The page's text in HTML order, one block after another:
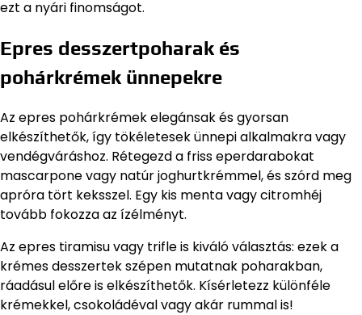
ezt a nyári finomságot.
Epres desszertpoharak és
pohárkrémek ünnepekre
Az epres pohárkrémek elegánsak és gyorsan
elkészíthetők, így tökéletesek ünnepi alkalmakra vagy
vendégváráshoz. Rétegezd a friss eperdarabokat
mascarpone vagy natúr joghurtkrémmel, és szórd meg
apróra tört keksszel. Egy kis menta vagy citromhéj
tovább fokozza az ízélményt.
Az epres tiramisu vagy trifle is kiváló választás: ezek a
krémes desszertek szépen mutatnak poharakban,
ráadásul előre is elkészíthetők. Kísérletezz különféle
krémekkel, csokoládéval vagy akár rummal is!